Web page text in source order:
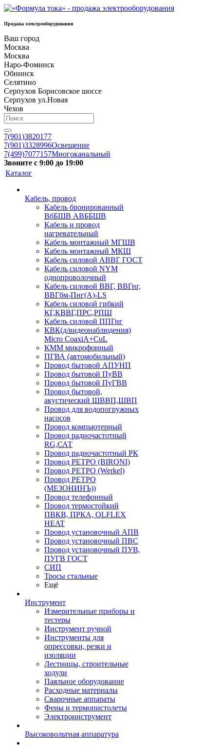
Продажа электрооборудования
Ваш город
Москва
Москва
Наро-Фоминск
Обнинск
Селятино
Серпухов Борисовское шоссе
Серпухов ул.Новая
Чехов
7(901)3820177
7(901)3328996Освещение
7(499)7077157Многоканальный
Звоните с 9:00 до 19:00
Каталог
Кабель, провод
Кабель бронированный
ВбБШВ АВББШВ
Кабель и провод
нагревательный
Кабель монтажный МГШВ
Кабель монтажный МКШ
Кабель силовой АВВГ ГОСТ
Кабель силовой NYM
однопроволочный
Кабель силовой ВВГ, ВВГнг,
ВВГбм-Пнг(А)-LS
Кабель силовой гибкий
КГ,КВВГ,ПРС,РПШ
Кабель силовой ППГнг
КВК(д/видеонаблюдения)
Micro CoaxiA+CuL
КММ микрофонный
ПГВА (автомобильный)
Провод бытовой АПУНП
Провод бытовой ПуВВ
Провод бытовой ПуГВВ
Провод бытовой,
акустический ШВВП,ШВП
Провод для водопогружных
насосов
Провод компьютерный
Провод радиочастотный
RG,САТ
Провод радиочастотный РК
Провод РЕТРО (BIRONI)
Провод РЕТРО (Werkel)
Провод РЕТРО
(МЕЗОНИНЪ))
Провод телефонный
Провод термостойкий
ПВКВ, ПРКА, OLFLEX
HEAT
Провод установочный АПВ
Провод установочный ПВС
Провод установочный ПУВ,
ПУГВ ГОСТ
СИП
Тросы стальные
Ещё
Инструмент
Измерительные приборы и
тестеры
Инструмент ручной
Инструменты для
опрессовки, резки и
изоляции
Лестницы, строительные
ходули
Паяльное оборудование
Расходные материалы
Сварочные аппараты
Фены и термопистолеты
Электроинструмент
Высоковольтная аппаратура